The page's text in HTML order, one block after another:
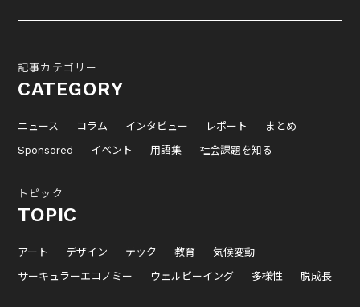
記事カテゴリー
CATEGORY
ニュース コラム インタビュー レポート
まとめ
Sponsored
イベント 用語集 社会課題を知る
トピック
TOPIC
アート デザイン テック 教育
気候変動
サーキュラーエコノミー
ウェルビーイング 多様性 脱成長